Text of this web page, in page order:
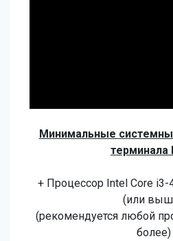
Минимальные
терминала
+ Процессор Intel Core i3-
(или
(рекомендуется любой
более)